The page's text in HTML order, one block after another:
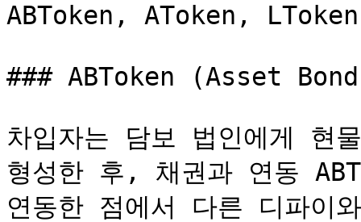
ABToken, AToken,
### ABToken (Asset
차입자는 담보 법인에게 현
형성한 후, 채권과 연동
연동한 점에서 다른 디파이